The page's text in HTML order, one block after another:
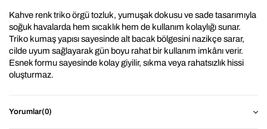
Kahve renk triko örgü tozluk, yumuşak dokusu ve sade tasarımıyla
soğuk havalarda hem sıcaklık hem de kullanım kolaylığı sunar.
Triko kumaş yapısı sayesinde alt bacak bölgesini nazikçe sarar,
cilde uyum sağlayarak gün boyu rahat bir kullanım imkânı verir.
Esnek formu sayesinde kolay giyilir, sıkma veya rahatsızlık hissi
oluşturmaz.
doğal ve zamansız bir tondur. Bu özelliği sayesinde farklı
Yorumlar(0)